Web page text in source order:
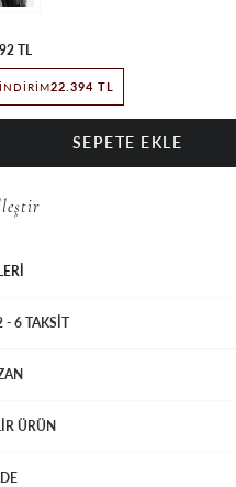
TL
22.394 TL
- 6 TAKSIT
ÜRÜN